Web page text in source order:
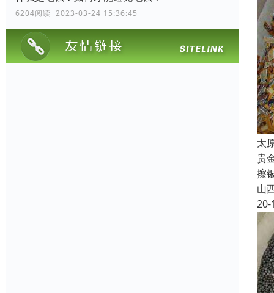
6204阅读 2023-03-24 15:36:45
太
贵
擦
山
20-